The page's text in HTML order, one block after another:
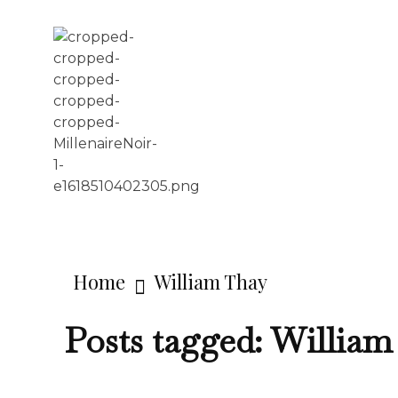
Home William Thay
Posts tagged: